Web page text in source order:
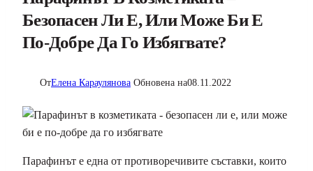
Безопасен Ли Е, Или Може Би Е
По-Добре Да Го Избягвате?
ОтЕлена Караулянова Обновена на08.11.2022
Парафинът е една от противоречивите съставки, които